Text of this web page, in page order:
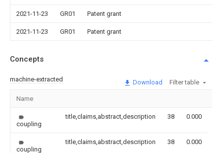
2021-11-23 GR01 Patent grant
2021-11-23 GR01 Patent grant
Concepts
machine-extracted Download Filter table
Name
coupling
title,claims,abstract,description 38 0.000
coupling
title,claims,abstract,description 38 0.000